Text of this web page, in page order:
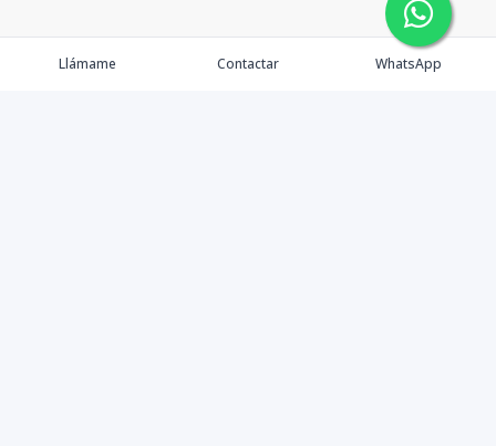
Llámame Contactar WhatsApp